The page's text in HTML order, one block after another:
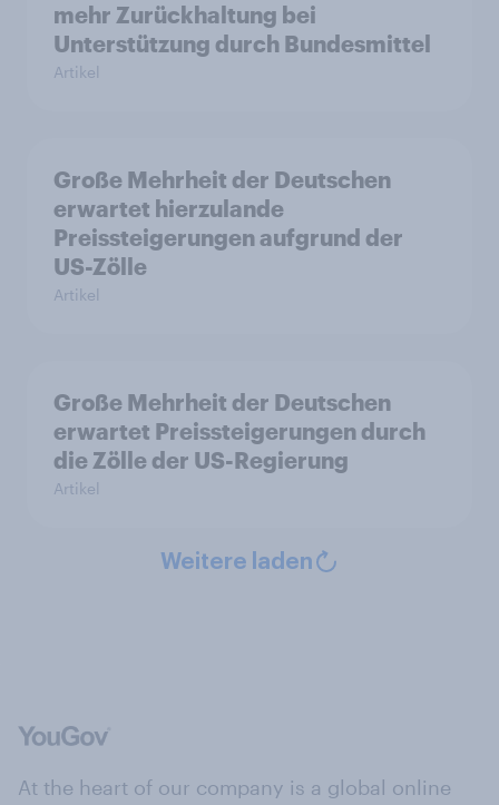
mehr Zurückhaltung bei
Unterstützung durch Bundesmittel
Artikel
Große Mehrheit der Deutschen
erwartet hierzulande
Preissteigerungen aufgrund der
US-Zölle
Artikel
Große Mehrheit der Deutschen
erwartet Preissteigerungen durch
die Zölle der US-Regierung
Artikel
Weitere laden
At the heart of our company is a global online